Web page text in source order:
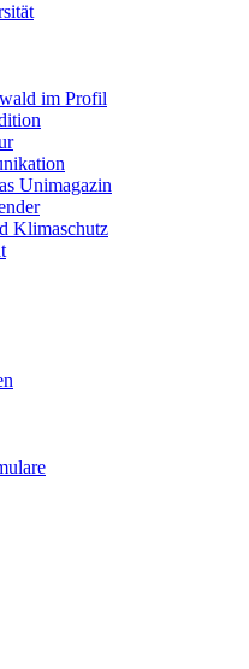
im Profil
Unimagazin
Klimaschutz